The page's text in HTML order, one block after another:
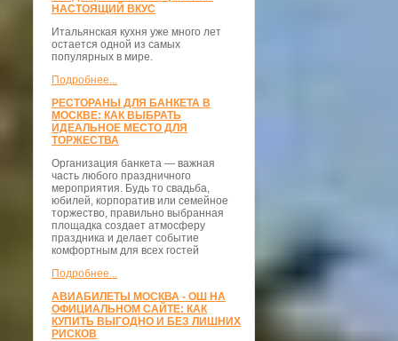
НАСТОЯЩИЙ ВКУС
Итальянская кухня уже много лет
остается одной из самых
популярных в мире.
Подробнее...
РЕСТОРАНЫ ДЛЯ БАНКЕТА В
МОСКВЕ: КАК ВЫБРАТЬ
ИДЕАЛЬНОЕ МЕСТО ДЛЯ
ТОРЖЕСТВА
Организация банкета — важная
часть любого праздничного
мероприятия. Будь то свадьба,
юбилей, корпоратив или семейное
торжество, правильно выбранная
площадка создает атмосферу
праздника и делает событие
комфортным для всех гостей
Подробнее...
АВИАБИЛЕТЫ МОСКВА - ОШ НА
ОФИЦИАЛЬНОМ САЙТЕ: КАК
КУПИТЬ ВЫГОДНО И БЕЗ ЛИШНИХ
РИСКОВ